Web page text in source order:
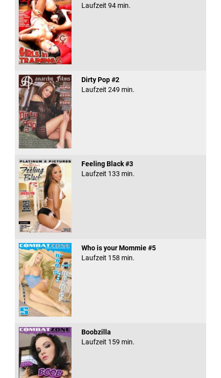
Laufzeit 94 min.
Dirty Pop #2
Laufzeit 249 min.
Feeling Black #3
Laufzeit 133 min.
Who is your Mommie #5
Laufzeit 158 min.
Boobzilla
Laufzeit 159 min.